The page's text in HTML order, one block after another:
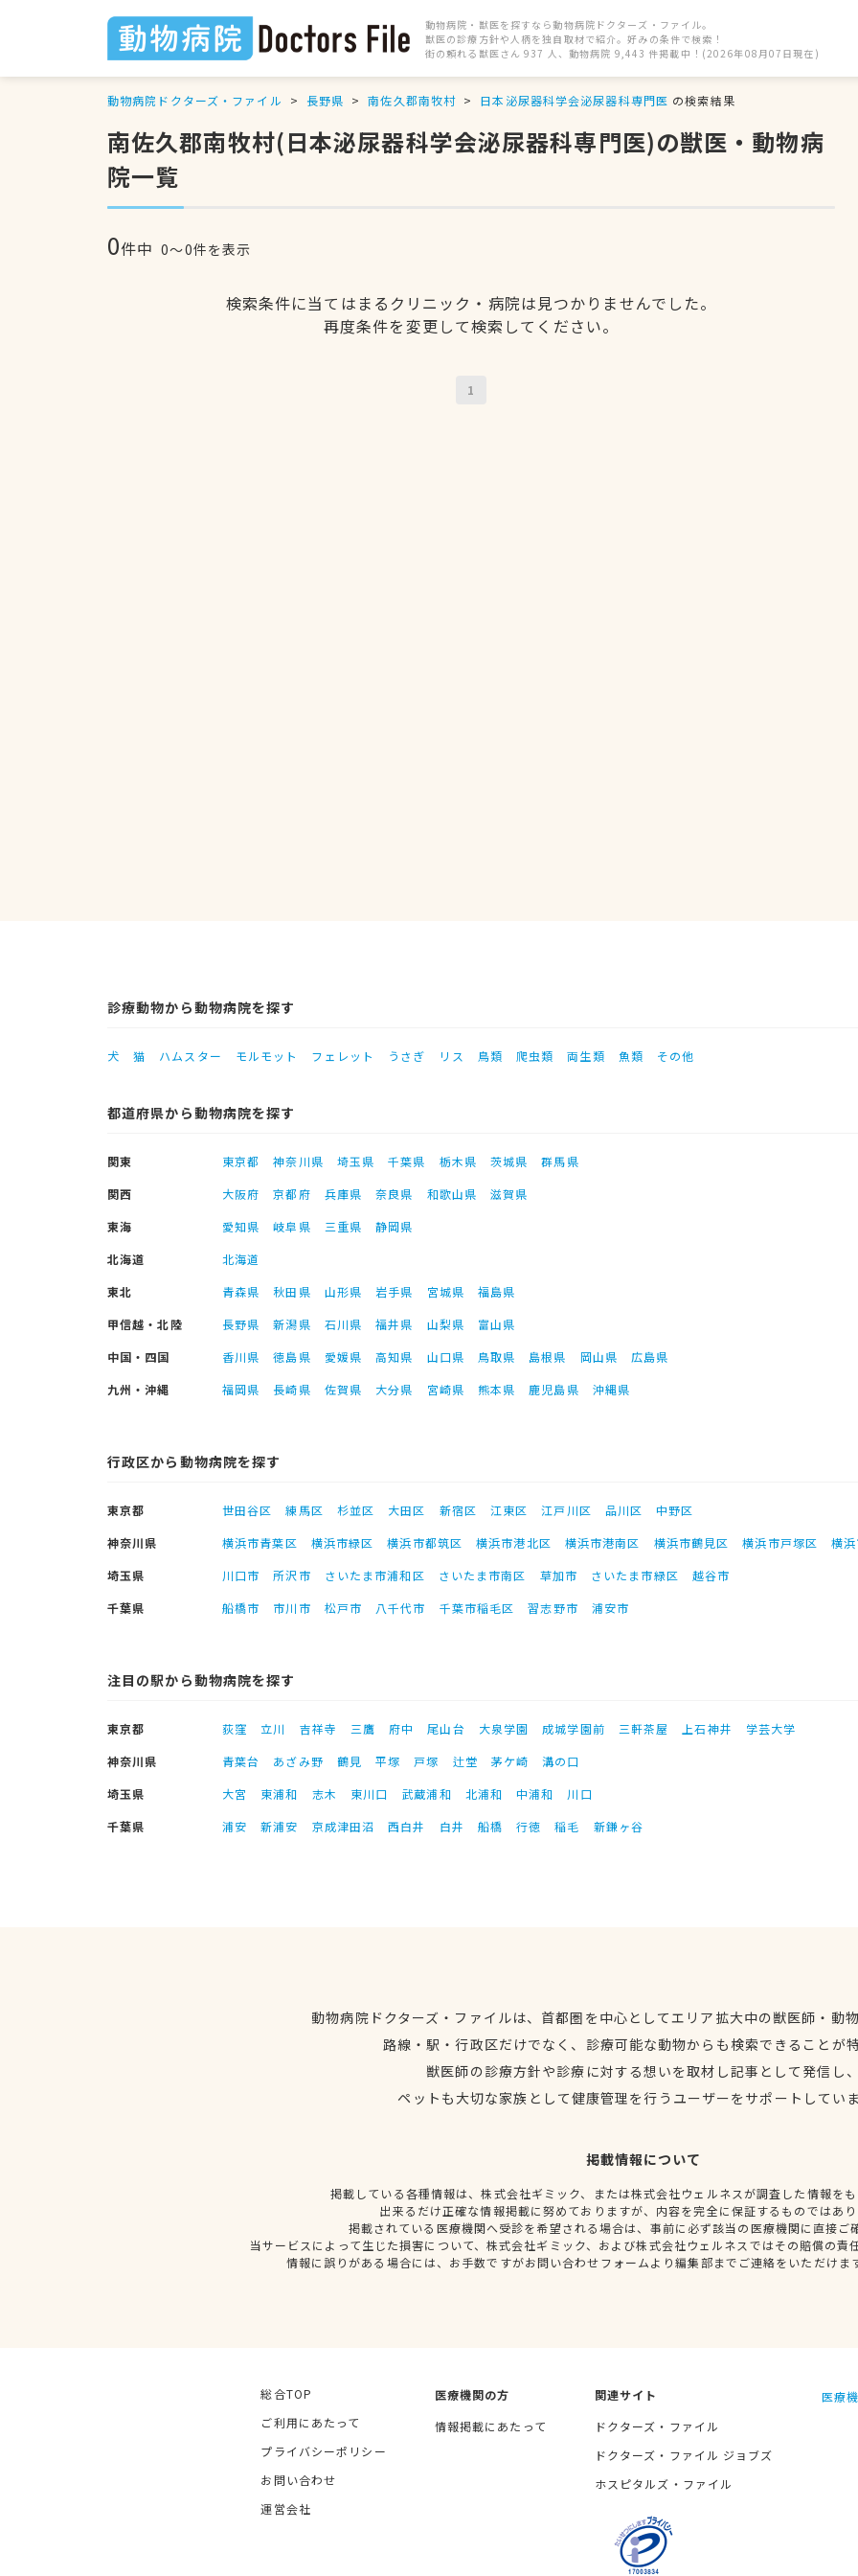
動物病院・獣医を探すなら動物病院ドクターズ・ファイル。
獣医の診療方針や人柄を独自取材で紹介。好みの条件で検索！
街の頼れる獣医さん 937 人、動物病院 9,443 件掲載中！(2026年08月07日現在)
動物病院ドクターズ・ファイル 長野県 南佐久郡南牧村 日本泌尿器科学会泌尿器科専門医 の検索結果
南佐久郡南牧村(日本泌尿器科学会泌尿器科専門医)の獣医・動物病
院一覧
0件中 0〜0件を表示
検索条件に当てはまるクリニック・病院は見つかりませんでした。
再度条件を変更して検索してください。
1
診療動物から動物病院を探す
犬 猫 ハムスター モルモット フェレット うさぎ リス 鳥類 爬虫類 両生類 魚類 その他
都道府県から動物病院を探す
関東 東京都 神奈川県 埼玉県 千葉県 栃木県 茨城県
群馬県
関西
大阪府 京都府 兵庫県 奈良県 和歌山県
滋賀県
東海
愛知県 岐阜県 三重県
静岡県
北海道
北海道
東北
青森県 秋田県 山形県 岩手県 宮城県
福島県
甲信越・北陸
長野県 新潟県 石川県 福井県 山梨県
富山県
中国・四国
香川県 徳島県 愛媛県 高知県 山口県 鳥取県 島根県 岡山県
広島県
九州・沖縄
福岡県 長崎県 佐賀県 大分県 宮崎県 熊本県 鹿児島県 沖縄県
行政区から動物病院を探す
東京都 世田谷区 練馬区 杉並区 大田区 新宿区 江東区 江戸川区 品川区
中野区
神奈川県
横浜市青葉区 横浜市緑区 横浜市都筑区 横浜市港北区 横浜市港南区 横浜市鶴見区 横浜市戸塚区
横
埼玉県
川口市 所沢市 さいたま市浦和区 さいたま市南区 草加市 さいたま市緑区
越谷市
千葉県
船橋市 市川市 松戸市 八千代市 千葉市稲毛区 習志野市 浦安市
注目の駅から動物病院を探す
東京都 荻窪 立川 吉祥寺 三鷹 府中 尾山台 大泉学園 成城学園前 三軒茶屋 上石神井
学芸大学
神奈川県
青葉台 あざみ野 鶴見 平塚 戸塚 辻堂 茅ケ崎
溝の口
埼玉県
大宮 東浦和 志木 東川口 武蔵浦和 北浦和 中浦和
川口
千葉県
浦安 新浦安 京成津田沼 西白井 白井 船橋 行徳 稲毛 新鎌ヶ谷
動物病院ドクターズ・ファイルは、首都圏を中心としてエリア拡大中の獣医師・動
路線・駅・行政区だけでなく、診療可能な動物からも検索できることが
獣医師の診療方針や診療に対する想いを取材し記事として発信し
ペットも大切な家族として健康管理を行うユーザーをサポートしてい
掲載情報について
掲載している各種情報は、株式会社ギミック、または株式会社ウェルネスが調査した情報を
出来るだけ正確な情報掲載に努めておりますが、内容を完全に保証するものではあ
掲載されている医療機関へ受診を希望される場合は、事前に必ず該当の医療機関に直接ご
当サービスによって生じた損害について、株式会社ギミック、および株式会社ウェルネスではその賠償の責
情報に誤りがある場合には、お手数ですがお問い合わせフォームより編集部までご連絡をいただけま
総合TOP
ご利用にあたって
プライバシーポリシー
お問い合わせ
運営会社
医療機関の方
情報掲載にあたって
関連サイト
ドクターズ・ファイル
ドクターズ・ファイル ジョブズ
ホスピタルズ・ファイル
医療